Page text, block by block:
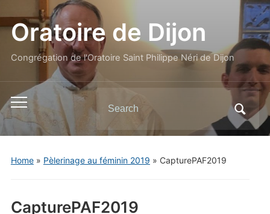
Oratoire de Dijon
Congrégation de l'Oratoire Saint Philippe Néri de Dijon
Toggle
mobile
menu
for:
Home» Pèlerinage au féminin 2019 » CapturePAF2019
CapturePAF2019